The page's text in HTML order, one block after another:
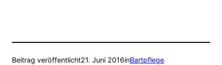
Beitrag veröffentlicht21. Juni 2016inBartpflege